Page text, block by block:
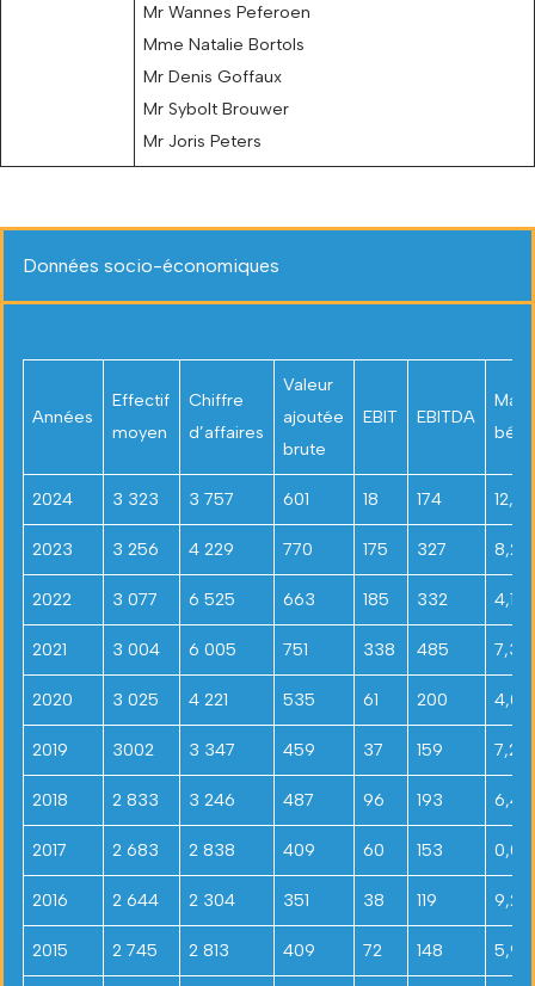
Mr Wannes Peferoen
Mme Natalie Bortols
Mr Denis Goffaux
Mr Sybolt Brouwer
Mr Joris Peters
Données socio-économiques
Années
Effectif
moyen
Chiffre
d’affaires
Valeur
ajoutée
brute
EBIT EBITDA
2024 3 323 3 757 601 18 174
2023 3 256 4 229 770 175 327
2022 3 077 6 525 663 185 332 4,11%
2021 3 004 6 005 751 338 485
2020 3 025 4 221 535 61 200 4,03
2019 3002 3 347 459 37 159 7,26
2018 2 833 3 246 487 96 193 6,45
2017 2 683 2 838 409 60 153 0,05
2016 2 644 2 304 351 38 119 9,22
2015 2 745 2 813 409 72 148 5,93